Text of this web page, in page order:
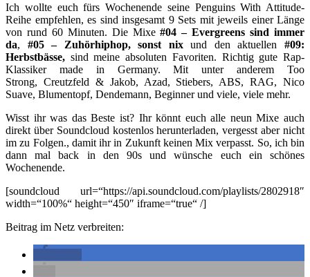
Ich wollte euch fürs Wochenende seine Penguins With Attitude-
Reihe empfehlen, es sind insgesamt 9 Sets mit jeweils einer Länge
von rund 60 Minuten. Die Mixe#04 – Evergreens sind immer
da, #05 – Zuhörhiphop, sonst nixund den aktuellen#09:
Herbstbässe, sind meine absoluten Favoriten. Richtig gute Rap-
Klassiker made in Germany. Mit unter anderem Too
Strong, Creutzfeld & Jakob, Azad, Stiebers, ABS, RAG, Nico
Suave, Blumentopf, Dendemann, Beginner und viele, viele mehr.
Wisst ihr was das Beste ist? Ihr könnt euch alle neun Mixe auch
direkt über Soundcloud kostenlos herunterladen, vergesst aber nicht
im zu Folgen., damit ihr in Zukunft keinen Mix verpasst. So, ich bin
dann mal back in den 90s und wünsche euch ein schönes
Wochenende.
[soundcloud url=“https://api.soundcloud.com/playlists/2802918″
width=“100%“ height=“450″ iframe=“true“ /]
Beitrag im Netz verbreiten: